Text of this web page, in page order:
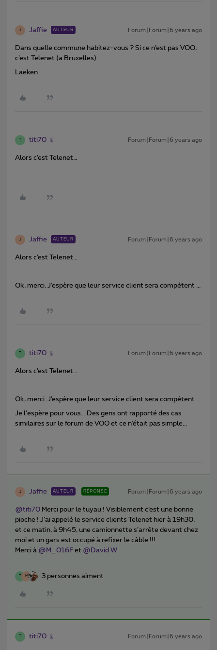
J Jaffie AUTEUR Forum|Forum|6 years ago
Dans quelle commune habitez-vous ? Si ce n’est pas VOO,
c’est Telenet (a Bruxelles)
Laeken
titi70 Forum|Forum|6 years ago
Alors c’est Telenet…
J Jaffie AUTEUR Forum|Forum|6 years ago
Alors c’est Telenet…
Ok, merci. J’espère que leur service client sera compétent ...
titi70 Forum|Forum|6 years ago
Alors c’est Telenet…
Ok, merci. J’espère que leur service client sera compétent ...
Je l'espère pour vous… Des gens ont rapporté des cas
similaires sur le forum de VOO et ce n’était pas simple...
J Jaffie AUTEUR RÉPONSE Forum|Forum|6 years ago
@titi70 Merci pour le tuyau ! Visiblement c’est une bonne
pioche ! J’ai appelé le service clients Telenet hier à 19h30,
et ce matin, à 9h45, une camionnette s’arrête devant chez
moi et un gars est occupé à refixer le câble !!!
Merci à @M_016F et @David W
M 3 personnes aiment
titi70 Forum|Forum|6 years ago